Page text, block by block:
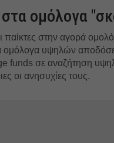
στα ομόλογα
παίκτες στην αγορά
ομόλογα υψηλών
funds σε αναζήτηση
οι ανησυχίες τους.